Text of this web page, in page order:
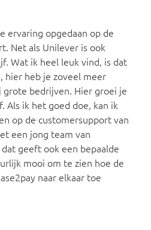
ervaring opgedaan op de
Net als Unilever is ook
Wat ik heel leuk vind, is dat
hier heb je zoveel meer
bedrijven. Hier groei je
Als ik het goed doe, kan ik
op de customersupport van
een jong team van
geeft ook een bepaalde
mooi om te zien hoe de
naar elkaar toe